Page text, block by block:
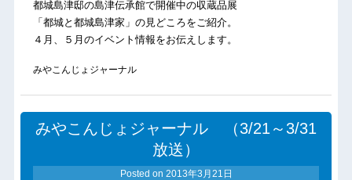
都城島津邸の島津伝承館で開催中の収蔵品展
「都城と都城島津家」の見どころをご紹介。
４月、５月のイベント情報をお伝えします。
みやこんじょジャーナル
みやこんじょジャーナル （3/21～3/31
放送）
Posted on 2013年3月21日